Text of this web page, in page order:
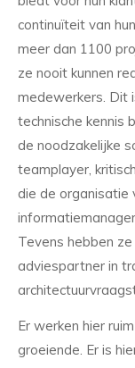
continuïteit van
meer dan 1100
ze nooit kunnen
medewerkers. Dit
technische kennis
de noodzakelijke
teamplayer,
die de organisatie
Tevens hebben
adviespartner in
Er werken hier
groeiende. Er is